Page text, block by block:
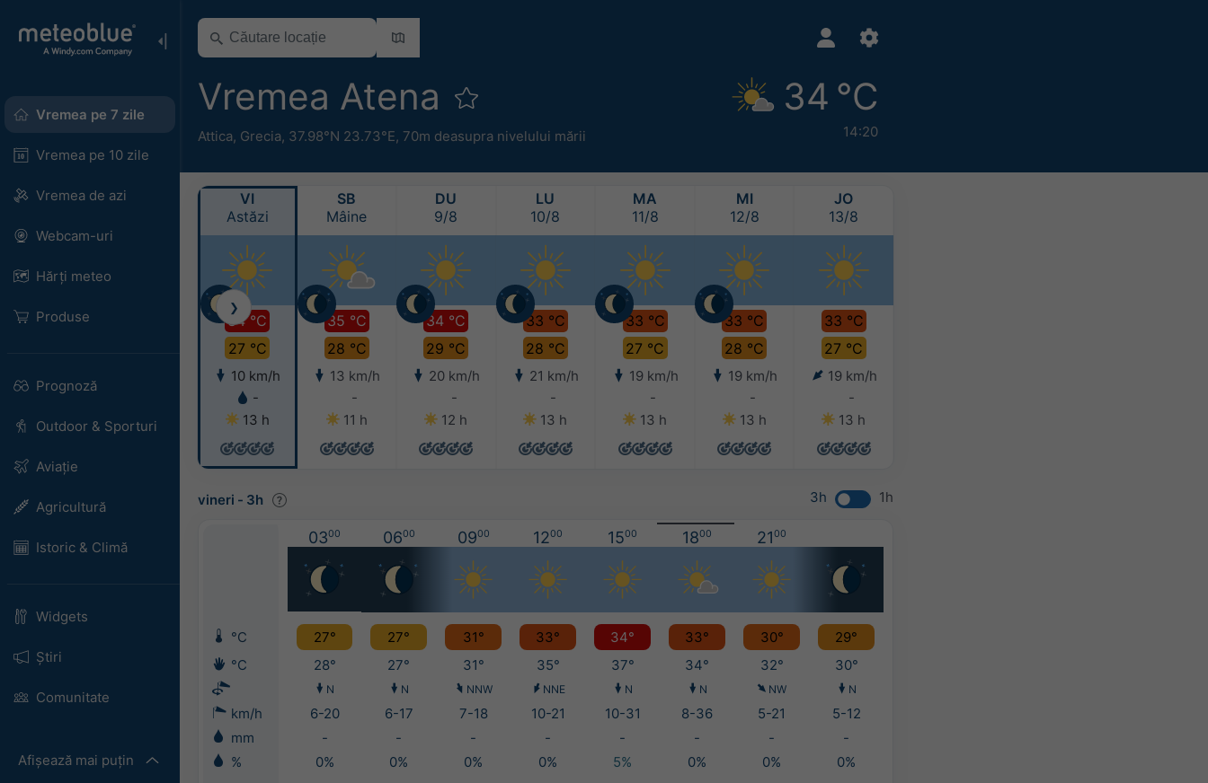
Vremea pe 7 zile
Vremea pe 10 zile
Vremea de azi
Webcam-uri
Hărți meteo
Produse
Prognoză
Outdoor & Sporturi
Aviație
Agricultură
Istoric & Climă
Widgets
Știri
Comunitate
Afișează mai puțin
Vremea Atena
Attica, Grecia, 37.98°N 23.73°E, 70m deasupra nivelului mării
34 °C
14:20
VI
Astăzi
34 °C
27 °C
10 km/h
-
13 h
SB
Mâine
35 °C
28 °C
13 km/h
-
11 h
DU
9/8
34 °C
29 °C
20 km/h
-
12 h
LU
10/8
33 °C
28 °C
21 km/h
-
13 h
MA
11/8
33 °C
27 °C
19 km/h
-
13 h
MI
12/8
33 °C
28 °C
19 km/h
-
13 h
JO
13/8
33 °C
27 °C
19 km/h
-
13 h
❯
vineri - 3h 3h 1h
0300 0600 0900 1200 1500 1800 2100
°C 27° 27° 31° 33° 34° 33° 30°
29°
°C
28° 27° 31° 35° 37° 34° 32° 30°
N N NNW NNE N N NW N
km/h 6-20 6-17 7-18 10-21 10-31 8-36 5-21
5-12
mm
- - - - - - -
-
%
0% 0% 0% 0% 5% 0% 0% 0%